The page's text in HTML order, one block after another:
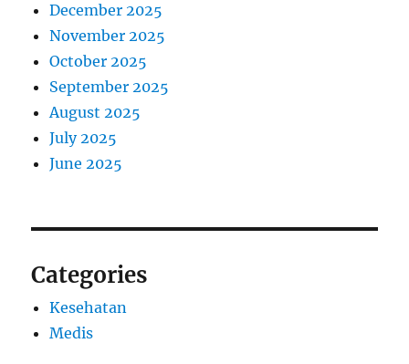
December 2025
November 2025
October 2025
September 2025
August 2025
July 2025
June 2025
Categories
Kesehatan
Medis